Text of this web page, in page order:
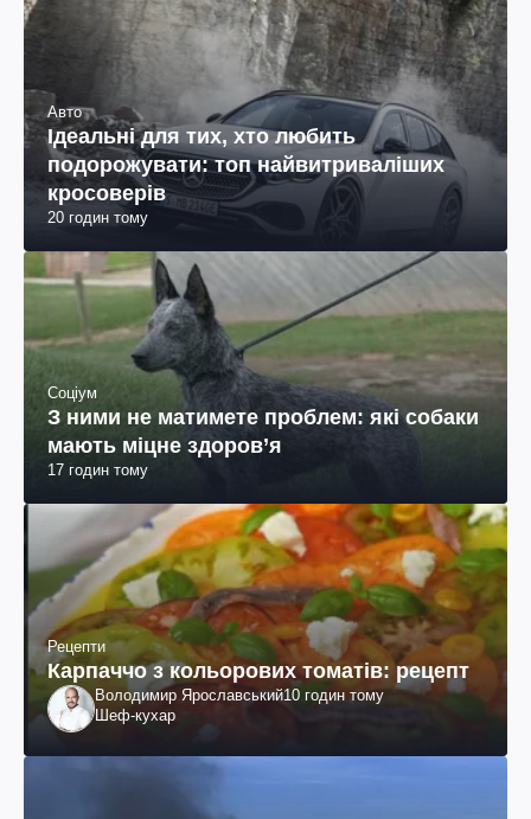
Авто
Ідеальні для тих, хто любить
подорожувати: топ найвитриваліших
кросоверів
20 годин тому
Соціум
З ними не матимете проблем: які собаки
мають міцне здоров’я
17 годин тому
Рецепти
Карпаччо з кольорових томатів: рецепт
Володимир Ярославський10 годин тому
Шеф-кухар